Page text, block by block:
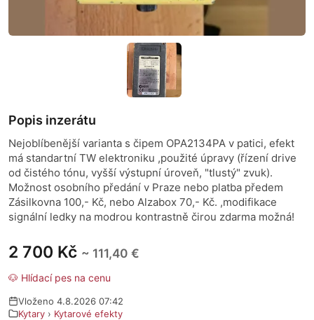
2 700 Kč ~ 111,40 €
🐶 Hlídací pes na cenu
Vloženo 4.8.2026 07:42
Kytary › Kytarové efekty
Popis inzerátu
Nejoblíbenější varianta s čipem OPA2134PA v patici, efekt
má standartní TW elektroniku ,použité úpravy (řízení drive
od čistého tónu, vyšší výstupní úroveň, "tlustý" zvuk).
Možnost osobního předání v Praze nebo platba předem
Zásilkovna 100,- Kč, nebo Alzabox 70,- Kč. ,modifikace
signální ledky na modrou kontrastně čirou zdarma možná!